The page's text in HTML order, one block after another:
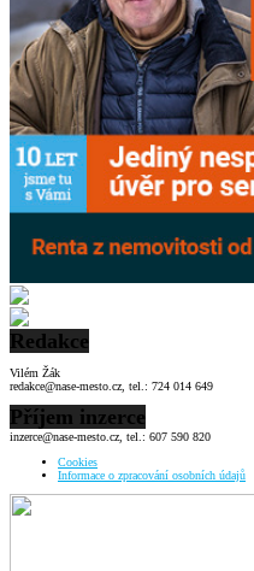
Redakce
Vilém Žák
redakce@nase-mesto.cz, tel.: 724 014 649
Příjem inzerce
inzerce@nase-mesto.cz, tel.: 607 590 820
Cookies
Informace o zpracování osobních údajů